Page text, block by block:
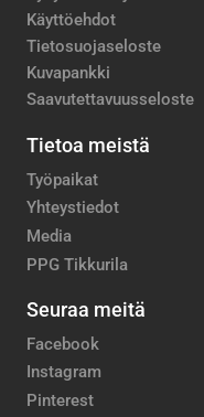
Käyttöehdot
Tietosuojaseloste
Kuvapankki
Saavutettavuusseloste
Tietoa meistä
Työpaikat
Yhteystiedot
Media
PPG Tikkurila
Seuraa meitä
Facebook
Instagram
Pinterest